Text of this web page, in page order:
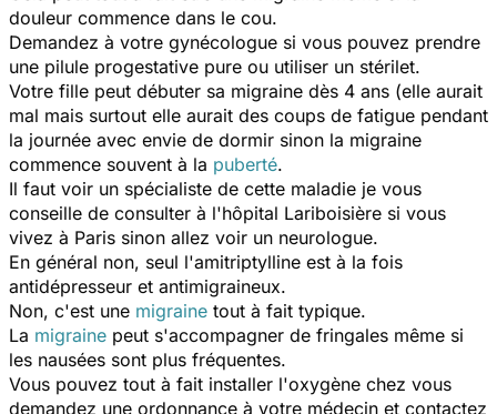
douleur commence dans le cou.
Demandez à votre gynécologue si vous pouvez prendre
une pilule progestative pure ou utiliser un stérilet.
Votre fille peut débuter sa migraine dès 4 ans (elle aurait
mal mais surtout elle aurait des coups de fatigue pendant
la journée avec envie de dormir sinon la migraine
commence souvent à la puberté.
Il faut voir un spécialiste de cette maladie je vous
conseille de consulter à l'hôpital Lariboisière si vous
vivez à Paris sinon allez voir un neurologue.
En général non, seul l'amitriptylline est à la fois
antidépresseur et antimigraineux.
Non, c'est une migraine tout à fait typique.
La migraine peut s'accompagner de fringales même si
les nausées sont plus fréquentes.
Vous pouvez tout à fait installer l'oxygène chez vous
demandez une ordonnance à votre médecin et contactez